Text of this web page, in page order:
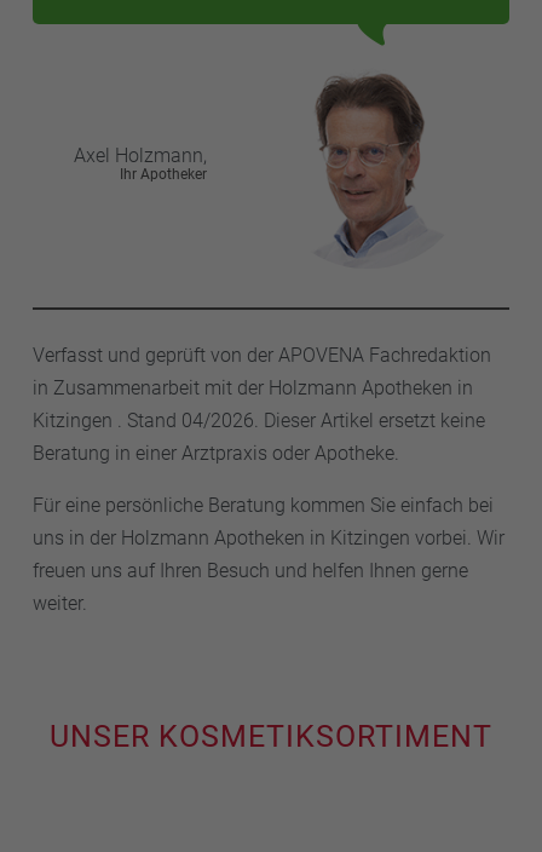
Axel Holzmann,
Ihr Apotheker
Verfasst und geprüft von der APOVENA Fachredaktion
in Zusammenarbeit mit der Holzmann Apotheken in
Kitzingen . Stand 04/2026. Dieser Artikel ersetzt keine
Beratung in einer Arztpraxis oder Apotheke.
Für eine persönliche Beratung kommen Sie einfach bei
uns in der Holzmann Apotheken in Kitzingen vorbei. Wir
freuen uns auf Ihren Besuch und helfen Ihnen gerne
weiter.
UNSER KOSMETIKSORTIMENT